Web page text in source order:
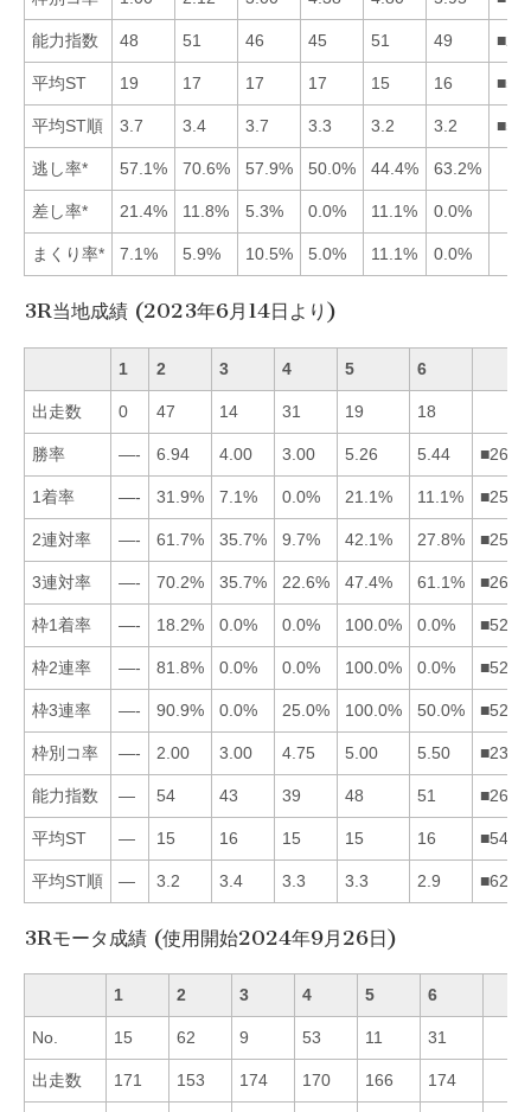
能力指数 48 51 46 45 51 49
平均ST 19 17 17 17 15 16
平均ST順 3.7 3.4 3.7 3.3 3.2 3.2
逃し率* 57.1% 70.6% 57.9% 50.0% 44.4% 63.2%
差し率* 21.4% 11.8% 5.3% 0.0% 11.1% 0.0%
まくり率* 7.1% 5.9% 10.5% 5.0% 11.1% 0.0%
3R当地成績 (2023年6月14日より)
1 2 3 4 5 6
出走数 0 47 14 31 19 18
勝率 —- 6.94 4.00 3.00 5.26 5.44
1着率 —- 31.9% 7.1% 0.0% 21.1% 11.1%
2連対率 —- 61.7% 35.7% 9.7% 42.1% 27.8%
3連対率 —- 70.2% 35.7% 22.6% 47.4% 61.1%
枠1着率 —- 18.2% 0.0% 0.0% 100.0% 0.0%
枠2連率 —- 81.8% 0.0% 0.0% 100.0% 0.0%
枠3連率 —- 90.9% 0.0% 25.0% 100.0% 50.0%
枠別コ率 —- 2.00 3.00 4.75 5.00 5.50
能力指数 — 54 43 39 48 51
平均ST — 15 16 15 15 16
平均ST順 — 3.2 3.4 3.3 3.3 2.9
3Rモータ成績 (使用開始2024年9月26日)
1 2 3 4 5 6
No. 15 62 9 53 11 31
出走数 171 153 174 170 166 174